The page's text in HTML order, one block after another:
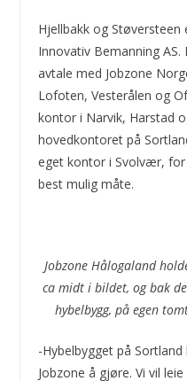
Hjellbakk og Støversteen
Innovativ Bemanning
avtale med Jobzone
Lofoten, Vesterålen og
kontor i Narvik, Harstad
hovedkontoret på
eget kontor i Svolvær, for
best mulig måte.
Jobzone Hålogaland
ca midt i bildet, og bak
hybelbygg, på egen
-Hybelbygget på
Jobzone å gjøre. Vi vil